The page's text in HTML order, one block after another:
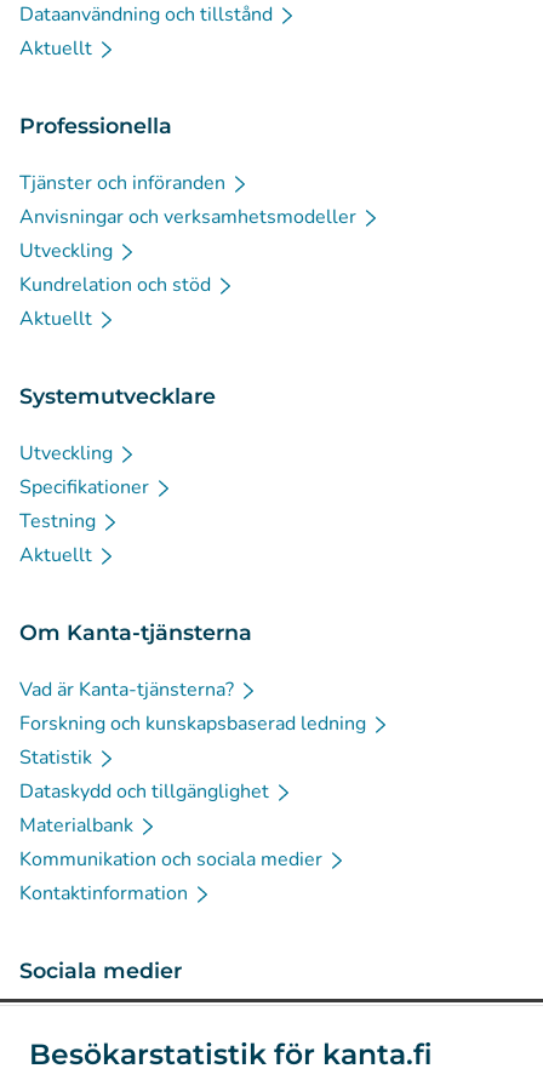
Besökarstatistik för kanta.fi
Dataanvändning och tillstånd
Aktuellt
Professionella
Tjänster och införanden
Anvisningar och verksamhetsmodeller
Utveckling
Kundrelation och stöd
Aktuellt
Systemutvecklare
Utveckling
Specifikationer
Testning
Aktuellt
Om Kanta-tjänsterna
Vad är Kanta-tjänsterna?
Forskning och kunskapsbaserad ledning
Statistik
Dataskydd och tillgänglighet
Materialbank
Kommunikation och sociala medier
Kontaktinformation
Sociala medier
LinkedIn(Avautuu uuteen välilehteen)